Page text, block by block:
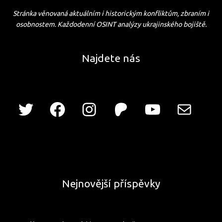
Stránka věnovaná aktuálním i historickým konfliktům, zbraním i
osobnostem. Každodenní OSINT analýzy ukrajinského bojiště.
Najdete nás
Nejnovější příspěvky